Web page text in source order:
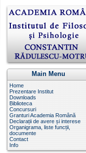
Main Menu
Home
Prezentare Institut
Downloads
Biblioteca
Concursuri
Granturi Academia Română
Declarații de avere și interese
Organigrama, liste funcții,
documente
Contact
Info